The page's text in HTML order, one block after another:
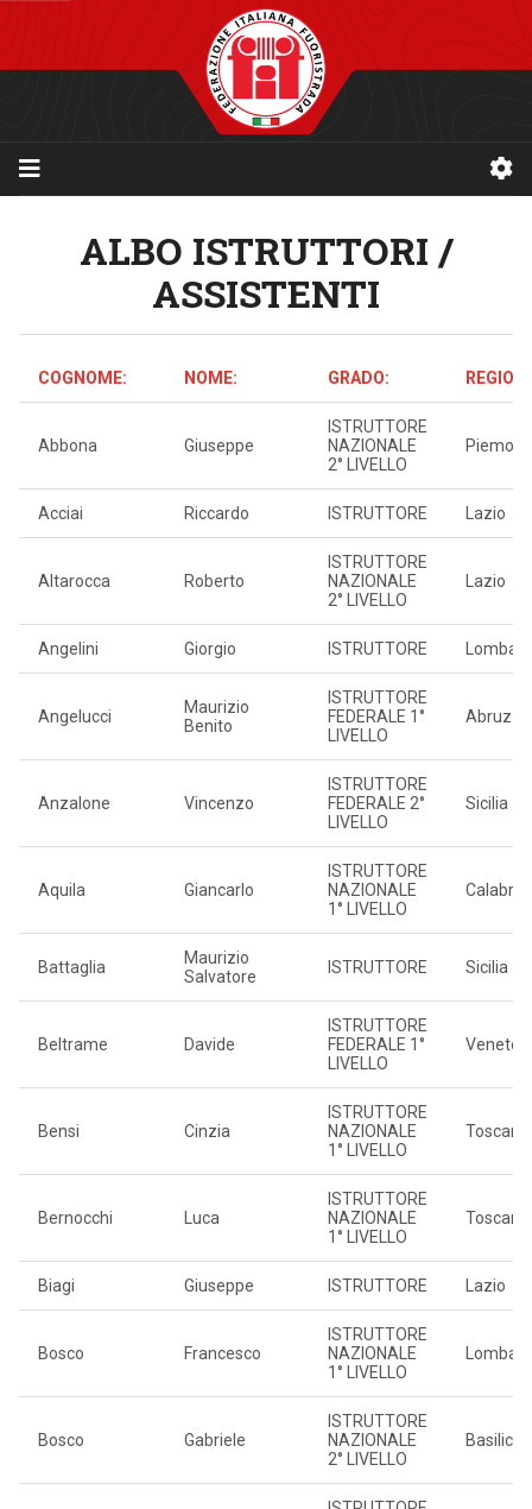
ALBO ISTRUTTORI /
ASSISTENTI
COGNOME: NOME: GRADO:
Abbona Giuseppe
ISTRUTTORE
NAZIONALE
2° LIVELLO
Acciai Riccardo ISTRUTTORE Lazio
Altarocca Roberto
ISTRUTTORE
NAZIONALE
2° LIVELLO
Lazio
Angelini Giorgio ISTRUTTORE
Angelucci
Maurizio
Benito
ISTRUTTORE
FEDERALE 1°
LIVELLO
Abruzzo
Anzalone Vincenzo
ISTRUTTORE
FEDERALE 2°
LIVELLO
Sicilia
Aquila Giancarlo
ISTRUTTORE
NAZIONALE
1° LIVELLO
Calabria
Battaglia
Maurizio
Salvatore
ISTRUTTORE Sicilia
Beltrame Davide
ISTRUTTORE
FEDERALE 1°
LIVELLO
Veneto
Bensi Cinzia
ISTRUTTORE
NAZIONALE
1° LIVELLO
Toscana
Bernocchi Luca
ISTRUTTORE
NAZIONALE
1° LIVELLO
Toscana
Biagi Giuseppe ISTRUTTORE Lazio
Bosco Francesco
ISTRUTTORE
NAZIONALE
1° LIVELLO
Bosco Gabriele
ISTRUTTORE
NAZIONALE
2° LIVELLO